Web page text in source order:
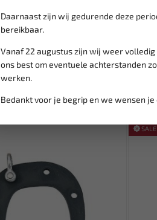
Daarnaast zijn wij gedurende deze
bereikbaar.
Vanaf 22 augustus zijn wij weer
ons best om eventuele achterstanden
werken.
Bedankt voor je begrip en we wensen
SALE!